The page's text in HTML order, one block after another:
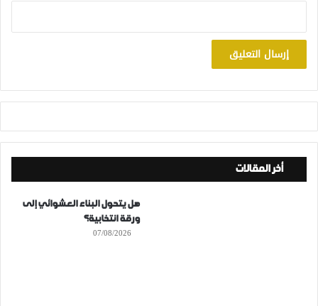
أخر المقالات
هل يتحول البناء العشوائي إلى
ورقة انتخابية؟
07/08/2026